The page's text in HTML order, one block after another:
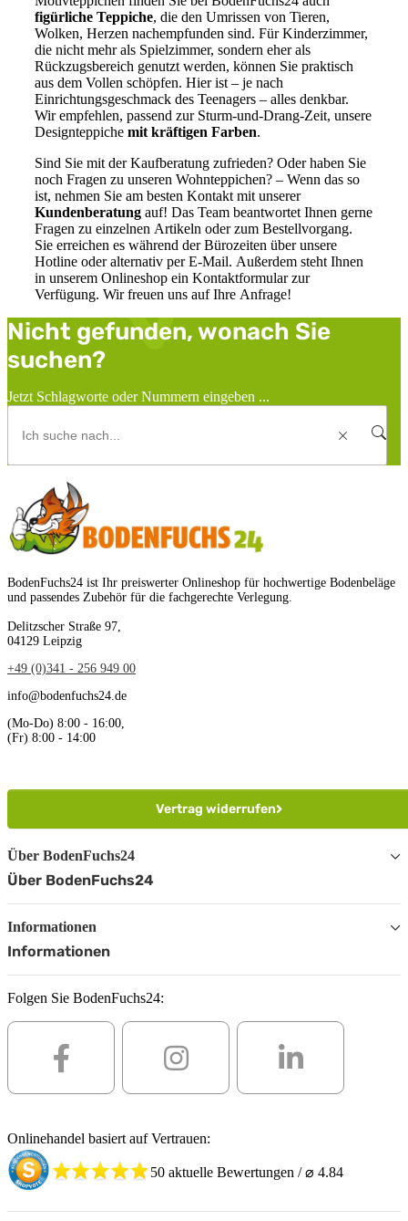
figürliche Teppiche, die den Umrissen von Tieren,
Wolken, Herzen nachempfunden sind. Für Kinderzimmer,
die nicht mehr als Spielzimmer, sondern eher als
Rückzugsbereich genutzt werden, können Sie praktisch
aus dem Vollen schöpfen. Hier ist – je nach
Einrichtungsgeschmack des Teenagers – alles denkbar.
Wir empfehlen, passend zur Sturm-und-Drang-Zeit, unsere
Designteppichemit kräftigen Farben.
Sind Sie mit der Kaufberatung zufrieden? Oder haben Sie
noch Fragen zu unseren Wohnteppichen? – Wenn das so
ist, nehmen Sie am besten Kontakt mit unserer
Kundenberatung auf! Das Team beantwortet Ihnen gerne
Fragen zu einzelnen Artikeln oder zum Bestellvorgang.
Sie erreichen es während der Bürozeiten über unsere
Hotline oder alternativ per E-Mail. Außerdem steht Ihnen
in unserem Onlineshop ein Kontaktformular zur
Verfügung. Wir freuen uns auf Ihre Anfrage!
Nicht gefunden, wonach Sie
suchen?
Jetzt Schlagworte oder Nummern eingeben ...
BodenFuchs24 ist Ihr preiswerter Onlineshop für hochwertige Bodenbeläge
und passendes Zubehör für die fachgerechte Verlegung.
Delitzscher Straße 97,
04129 Leipzig
+49 (0)341 - 256 949 00
info@bodenfuchs24.de
(Mo-Do) 8:00 - 16:00,
(Fr) 8:00 - 14:00
Vertrag widerrufen
Über BodenFuchs24
Über BodenFuchs24
Informationen
Informationen
Folgen Sie BodenFuchs24:
Onlinehandel basiert auf Vertrauen:
50 aktuelle Bewertungen / ⌀4.84